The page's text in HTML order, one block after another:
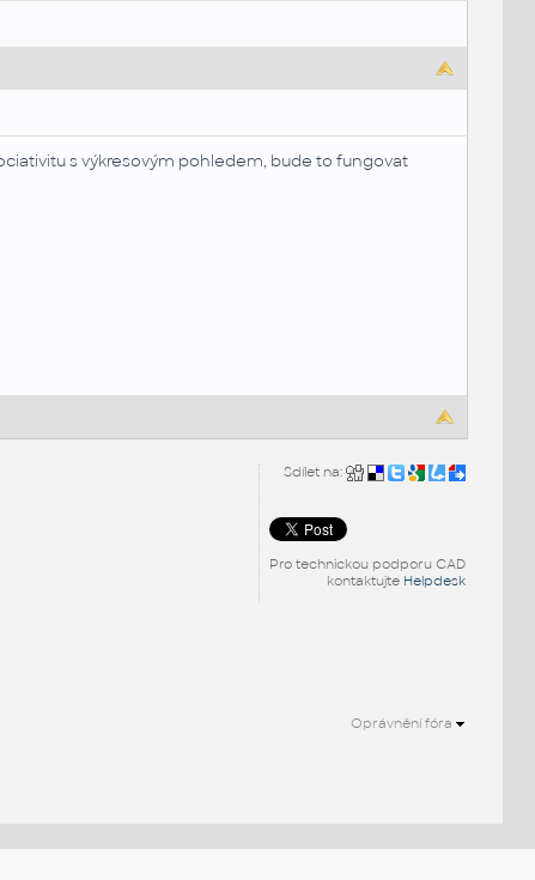
s výkresovým pohledem, bude to fungovat
Sdílet na:
Pro technickou podporu CAD
kontaktujte Helpdesk
Oprávnění fóra